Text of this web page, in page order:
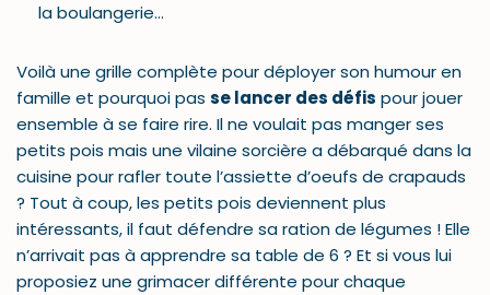
la boulangerie…
Voilà une grille complète pour déployer son humour en
famille et pourquoi pas se lancer des défis pour jouer
ensemble à se faire rire. Il ne voulait pas manger ses
petits pois mais une vilaine sorcière a débarqué dans la
cuisine pour rafler toute l’assiette d’oeufs de crapauds
? Tout à coup, les petits pois deviennent plus
intéressants, il faut défendre sa ration de légumes ! Elle
n’arrivait pas à apprendre sa table de 6 ? Et si vous lui
proposiez une grimacer différente pour chaque